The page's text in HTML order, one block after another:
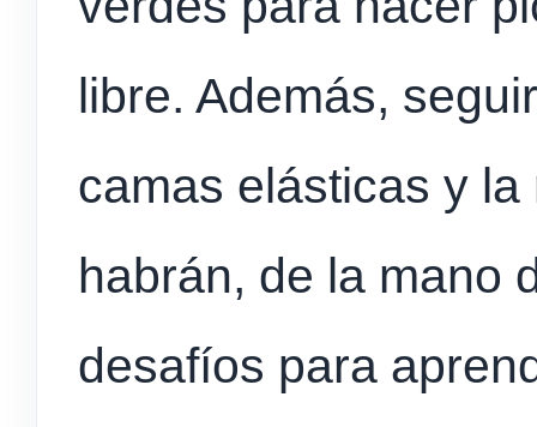
libre. Además,
camas elásticas y
habrán, de la mano
desafíos para